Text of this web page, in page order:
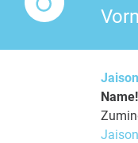
Jaison
Name!
Jaison